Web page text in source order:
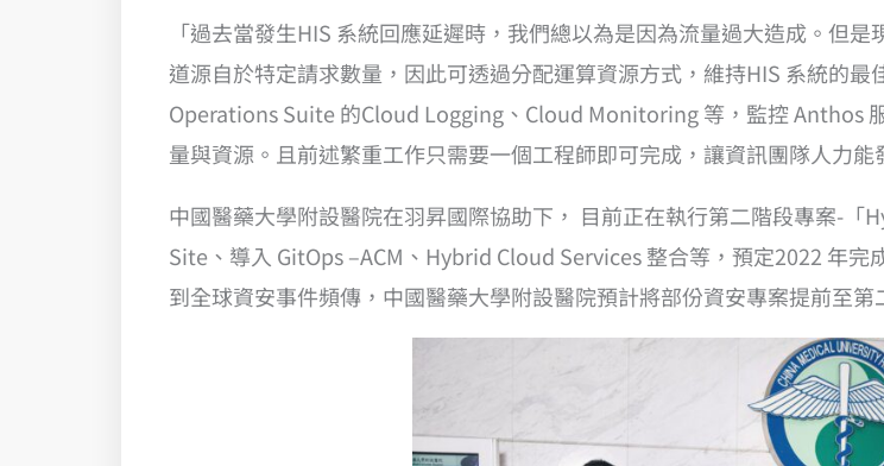
「過去當發生HIS 系統回應延遲時，我們總以為是因為流量過大造成。但
道源自於特定請求數量，因此可透過分配運算資源方式，維持HIS 系統的
Operations Suite 的Cloud Logging、Cloud Monitoring 等，監控 Anthos
量與資源。且前述繁重工作只需要一個工程師即可完成，讓資訊團隊人力能
中國醫藥大學附設醫院在羽昇國際協助下， 目前正在執行第二階段專案-「
Site、導入 GitOps –ACM、Hybrid Cloud Services 整合等，預定2022 年
到全球資安事件頻傳，中國醫藥大學附設醫院預計將部份資安專案提前至